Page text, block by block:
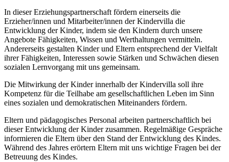
In dieser Erziehungspartnerschaft fördern einerseits die
Erzieher/innen und Mitarbeiter/innen der Kindervilla die
Entwicklung der Kinder, indem sie den Kindern durch unsere
Angebote Fähigkeiten, Wissen und Werthaltungen vermitteln.
Andererseits gestalten Kinder und Eltern entsprechend der Vielfalt
ihrer Fähigkeiten, Interessen sowie Stärken und Schwächen diesen
sozialen Lernvorgang mit uns gemeinsam.
Die Mitwirkung der Kinder innerhalb der Kindervilla soll ihre
Kompetenz für die Teilhabe am gesellschaftlichen Leben im Sinn
eines sozialen und demokratischen Miteinanders fördern.
Eltern und pädagogisches Personal arbeiten partnerschaftlich bei
dieser Entwicklung der Kinder zusammen. Regelmäßige Gespräche
informieren die Eltern über den Stand der Entwicklung des Kindes.
Während des Jahres erörtern Eltern mit uns wichtige Fragen bei der
Betreuung des Kindes.